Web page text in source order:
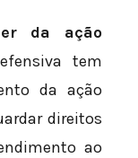
da ação
tem
da ação
direitos
ao